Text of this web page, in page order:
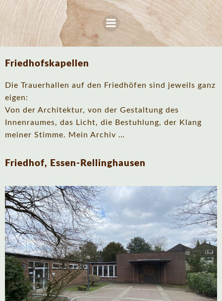
Zum
Inhalt
springen
Friedhofskapellen
Die Trauerhallen auf den Friedhöfen sind jeweils ganz
eigen:
Von der Architektur, von der Gestaltung des
Innenraumes, das Licht, die Bestuhlung, der Klang
meiner Stimme. Mein Archiv …
Friedhof, Essen-Rellinghausen